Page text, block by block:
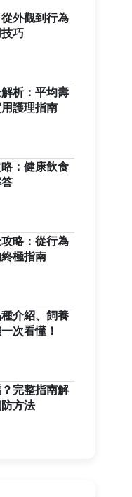
外觀到行為
巧
析：平均壽
護理指南
：健康飲食
略：從行為
極指南
介紹、飼養
次看懂！
完整指南解
方法